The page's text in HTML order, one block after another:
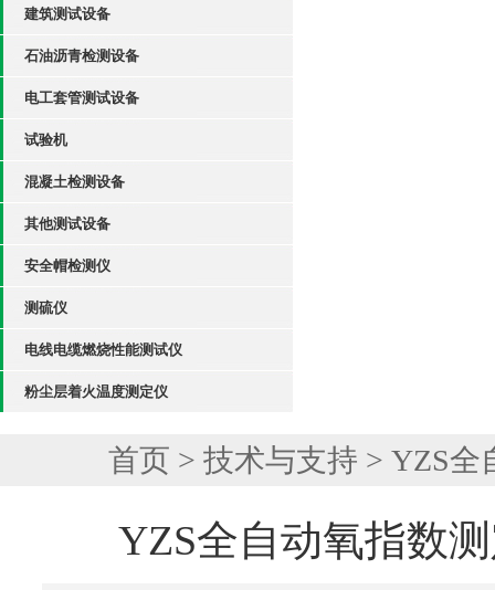
建筑测试设备
石油沥青检测设备
电工套管测试设备
试验机
混凝土检测设备
其他测试设备
安全帽检测仪
测硫仪
电线电缆燃烧性能测试仪
粉尘层着火温度测定仪
首页 > 技术与支持 > YZS全
YZS全自动氧指数